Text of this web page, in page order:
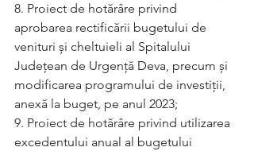
8. Proiect de hotărâre privind
aprobarea rectificării bugetului de
venituri şi cheltuieli al Spitalului
Județean de Urgență Deva, precum și
modificarea programului de investiții,
anexă la buget, pe anul 2023;
9. Proiect de hotărâre privind utilizarea
excedentului anual al bugetului